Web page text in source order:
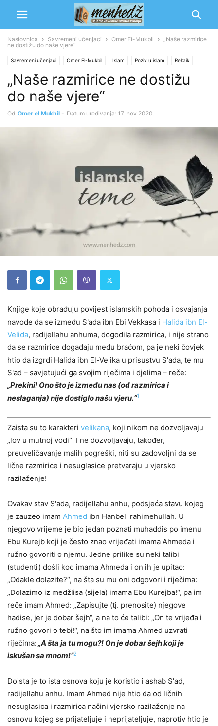
Naslovnica Savremeni učenjaci Omer El-Mukbil
„Naše razmirice
ne dostižu do naše vjere“
Savremeni učenjaci Omer El-Mukbil Islam Poziv u islam Rekaik
Šerijat Savremena pitanja
„Naše razmirice ne dostižu
do naše vjere“
Od Omer el Mukbil - Datum uređivanja: 17. nov 2020.
Knjige koje obrađuju povijest islamskih pohoda i osvajanja
navode da se između S'ada ibn Ebi Vekkasa i Halida ibn El-
Velida, radijellahu anhuma, dogodila razmirica, i nije strano
da se razmirice događaju među braćom, pa je neki čovjek
htio da izgrdi Halida ibn El-Velika u prisustvu S'ada, te mu
S'ad – savjetujući ga svojim riječima i djelima – reče:
„Prekini! Ono što je između nas (od razmirica i
neslaganja) nije dostiglo našu vjeru.“1
Zaista su to karakteri velikana, koji nikom ne dozvoljavaju
„lov u mutnoj vodi“! I ne dozvoljavaju, također,
preuveličavanje malih pogreški, niti su zadovoljni da se
lične razmirice i nesuglasice pretvaraju u vjersko
razilaženje!
Ovakav stav S'ada, radijellahu anhu, podsjeća stavu kojeg
je zauzeo imam Ahmed ibn Hanbel, rahimehullah. U
njegovo vrijeme je bio jedan poznati muhaddis po imenu
Ebu Kurejb koji je često znao vrijeđati imama Ahmeda i
ružno govoriti o njemu. Jedne prilike su neki talibi
(studenti) došli kod imama Ahmeda i on ih je upitao:
„Odakle dolazite?“, na šta su mu oni odgovorili riječima:
„Dolazimo iz medžlisa (sijela) imama Ebu Kurejba!“, pa im
reče imam Ahmed: „Zapisujte (tj. prenosite) njegove
hadise, jer je dobar šejh“, a na to će talibi: „On te vrijeđa i
ružno govori o tebi!“, na što im imama Ahmed uzvrati
riječima: „A šta ja tu mogu?! On je dobar šejh koji je
iskušan sa mnom!“2
Doista je to ista osnova koju je koristio i ashab S'ad,
radijellahu anhu. Imam Ahmed nije htio da od ličnih
nesuglasica i razmirica načini vjersko razilaženje na
osnovu kojeg se prijateljuje i neprijateljuje, naprotiv htio je